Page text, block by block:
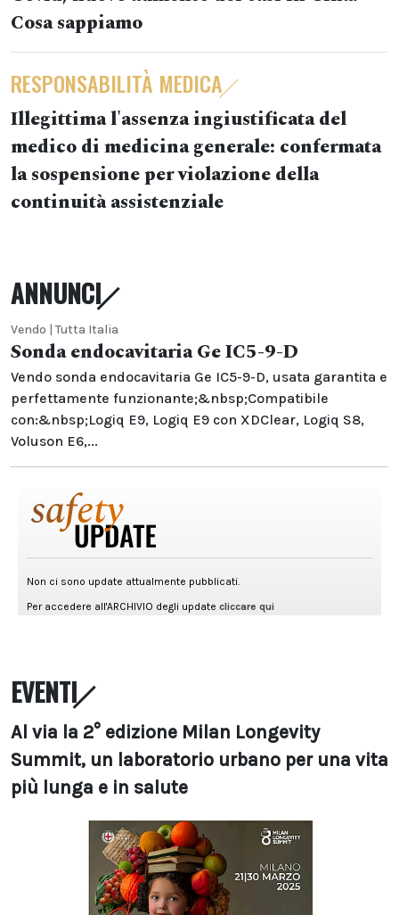
Cosa sappiamo
RESPONSABILITÀ MEDICA
Illegittima l'assenza ingiustificata del
medico di medicina generale: confermata
la sospensione per violazione della
continuità assistenziale
ANNUNCI
Vendo | Tutta Italia
Sonda endocavitaria Ge IC5-9-D
Vendo sonda endocavitaria Ge IC5-9-D, usata garantita e
perfettamente funzionante;&nbsp;Compatibile
con:&nbsp;Logiq E9, Logiq E9 con XDClear, Logiq S8,
Voluson E6,...
EVENTI
Al via la 2° edizione Milan Longevity
Summit, un laboratorio urbano per una vita
più lunga e in salute